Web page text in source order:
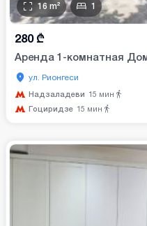
16 m² 1
280 ₾
Аренда 1-комнатная
ул. Рионгеси
Надзаладеви 15 мин
Гоциридзе 15 мин